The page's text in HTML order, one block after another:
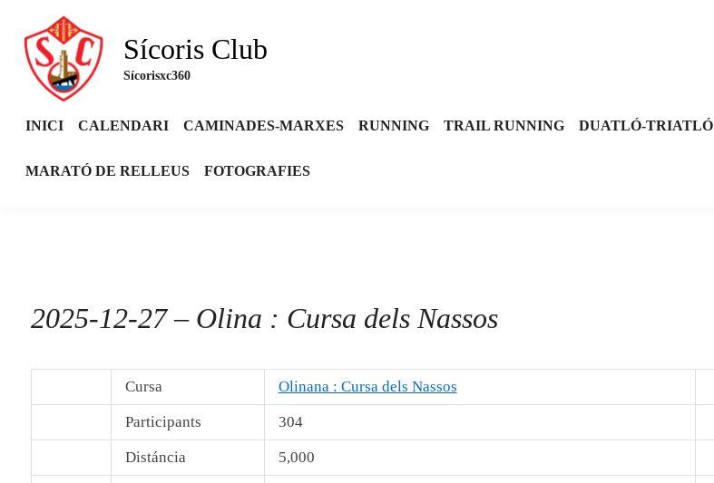
content
Sícoris Club
Sícorisxc360
INICI CALENDARI CAMINADES-MARXES RUNNING TRAIL RUNNING DUATLÓ-TRIATLÓ
MARATÓ DE RELLEUS FOTOGRAFIES
2025-12-27 – Olina : Cursa dels Nassos
Cursa Olinana : Cursa dels Nassos
Participants 304
Distáncia 5,000